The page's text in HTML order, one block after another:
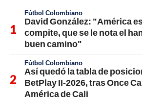
Fútbol Colombiano
David González: "América
compite, que se le nota el
buen camino"
Fútbol Colombiano
Así quedó la tabla de
BetPlay II-2026, tras Once
América de Cali